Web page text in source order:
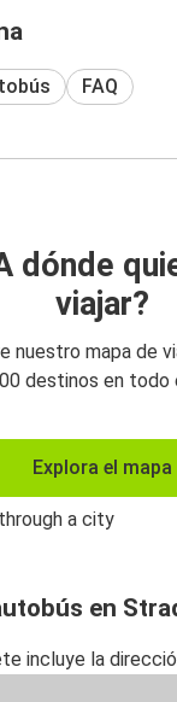
FAQ
dónde
viajar?
nuestro mapa de
destinos en todo
Explora el mapa
en
incluye la